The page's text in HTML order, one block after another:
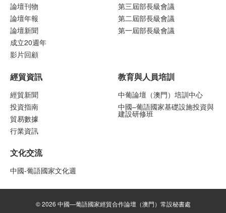
論壇刊物
論壇年報
論壇新聞
成立20週年
影片回顧
第三屆部長級會議
第二屆部長級會議
第一屆部長級會議
經貿資訊
經貿新聞
投資指南
貿易數據
行業資訊
文化交流
中國-葡語國家文化週
教育與人員培訓
中葡論壇（澳門）培訓中心
中國–葡語國家基礎設施投資與
建設研修班
© 2026 中國—葡語國家經貿合作論壇（澳門）常設秘書處